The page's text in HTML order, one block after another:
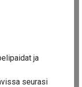
ja
seurasi